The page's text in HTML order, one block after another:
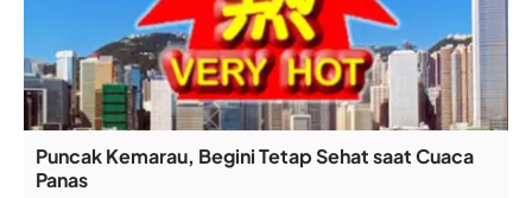
Puncak Kemarau, Begini Tetap Sehat saat Cuaca
Panas